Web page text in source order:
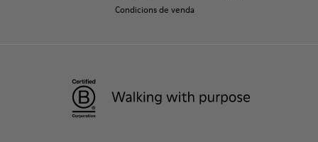
Condicions de venda